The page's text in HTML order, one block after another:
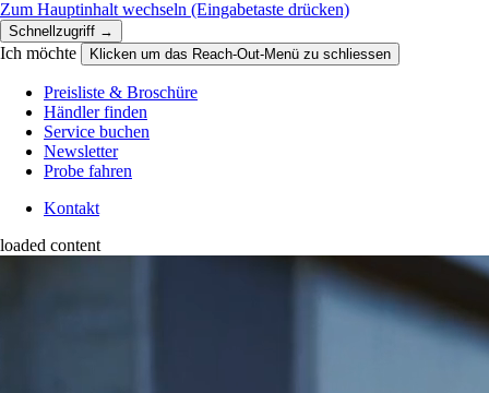
Zum Hauptinhalt wechseln (Eingabetaste drücken)
Schnellzugriff →
Ich möchte Klicken um das Reach-Out-Menü zu schliessen
Preisliste & Broschüre
Händler finden
Service buchen
Newsletter
Probe fahren
Kontakt
loaded content